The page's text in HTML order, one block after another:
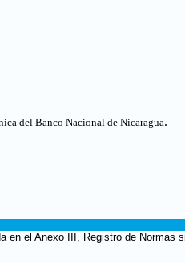
del Banco Nacional de Nicaragua.
en el Anexo III, Registro de